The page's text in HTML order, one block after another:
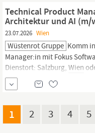
Hibernate, JUnit, Jenkins)
Technical Product
Architektur und AI
23.07.2026 Wien
Wüstenrot Gruppe Komm
Manager:in mit Fokus
Dienstort: Salzburg, Wien
Technology GmbH gehört im
Informationstechnologie zu
servicieren die IT der
1 2 3 4 5